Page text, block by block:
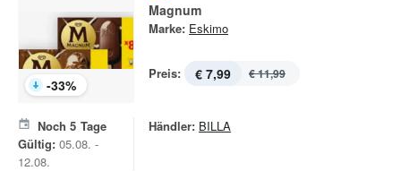
-33%
Magnum
Marke: Eskimo
Preis: € 7,99 € 11,99
Noch 5 Tage
Gültig: 05.08. -
12.08.
Händler: BILLA